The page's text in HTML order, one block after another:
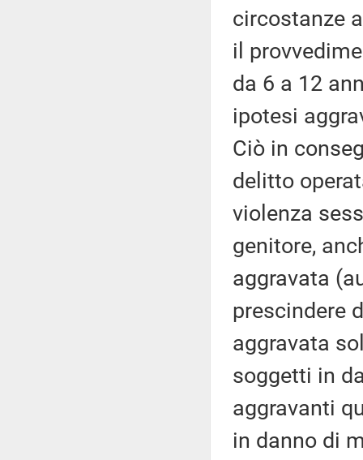
circostanze
il
da 6 a 12
ipotesi
Ciò in
delitto
violenza
genitore,
aggravata
prescindere
aggravata
soggetti in
aggravanti
in danno di